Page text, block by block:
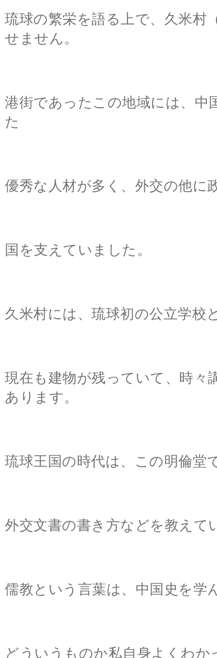
琉球の繁栄を語る上で、久米村
せません。
港街であったこの地域には、
た
優秀な人材が多く、外交の他に
国を支えていました。
久米村には、琉球初の公立学校
現在も建物が残っていて、時
あります。
琉球王国の時代は、この明倫堂
外交文書の書き方などを教えて
儒教という言葉は、中国史を